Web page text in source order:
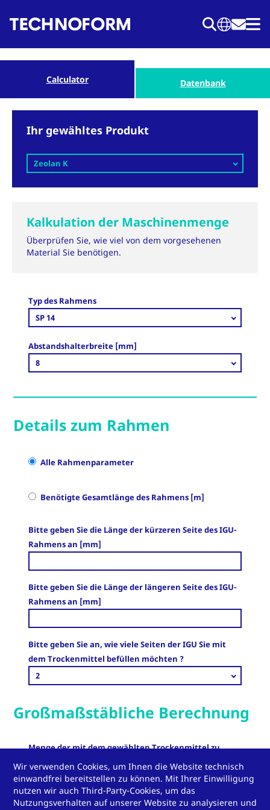
zum
Calculator Datenbank
Ihr gewähltes Produkt
Zeolan K
Kalkulation der Maschinenmenge
Überprüfen Sie, wie viel von dem vorgesehenen
Material Sie benötigen.
Typ des Rahmens
SP 14
Abstandshalterbreite [mm]
8
Details zum Rahmen
Alle Rahmenparameter
Benötigte Gesamtlänge des Rahmens [m]
Bitte geben Sie die Länge der kürzeren Seite des IGU-
Rahmens an [mm]
Bitte geben Sie die Länge der längeren Seite des IGU-
Rahmens an [mm]
Bitte geben Sie an, wie viele Seiten der IGU Sie mit
dem Trockenmittel befüllen möchten ?
2
Großmaßstäbliche Berechnung
Menge der mit dem gewählten Trockenmittel zu
füllenden laufenden Meter [m]
Wir verwenden Cookies, um Ihnen die Website technisch
einwandfrei bereitstellen zu können. Mit Ihrer Einwilligung
nutzen wir auch Third-Party-Cookies, um das
Nutzungsverhalten auf unserer Website zu analysieren und